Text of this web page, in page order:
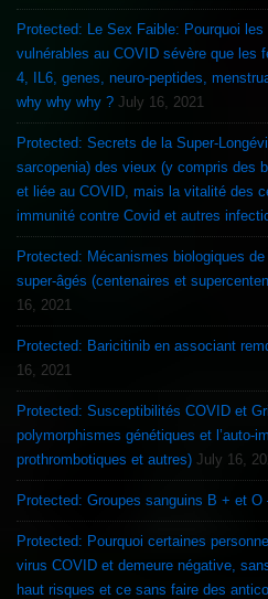
Protected: Le Sex Faible: Pourquoi
vulnérables au COVID sévère que les
4, IL6, genes, neuro-peptides,
why why why ? July 16, 2021
Protected: Secrets de la Super-Longévité: La Frailty (faiblesse via
sarcopenia) des vieux (y compris des
et liée au COVID, mais la vitalité des
immunité contre Covid et autres
Protected: Mécanismes biologiques
super-âgés (centenaires et
16, 2021
Protected: Baricitinib en associant
16, 2021
Protected: Susceptibilités COVID et
polymorphismes génétiques et l’auto-
prothrombotiques et autres) July 16,
Protected: Groupes sanguins B + et O
Protected: Pourquoi certaines
virus COVID et demeure négative,
haut risques et ce sans faire des